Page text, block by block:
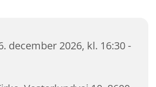
december 2026, kl. 16:30 -